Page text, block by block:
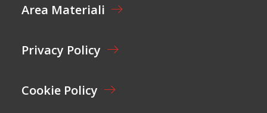
*
Area Materiali
Privacy Policy
Cookie Policy